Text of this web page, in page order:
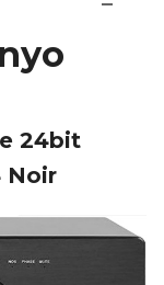
24bit
Noir